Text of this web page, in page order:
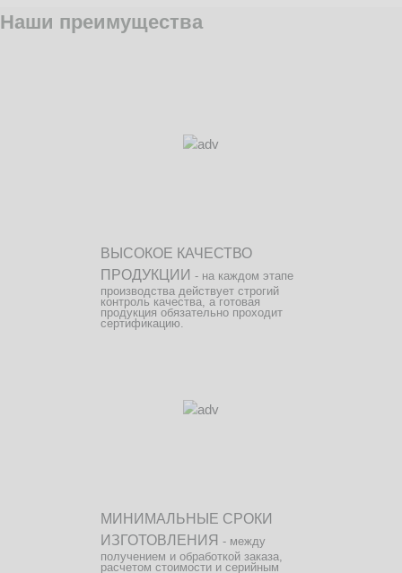
Наши преимущества
ВЫСОКОЕ КАЧЕСТВО
ПРОДУКЦИИ - на каждом этапе
производства действует строгий
контроль качества, а готовая
продукция обязательно проходит
сертификацию.
МИНИМАЛЬНЫЕ СРОКИ
ИЗГОТОВЛЕНИЯ - между
получением и обработкой заказа,
расчетом стоимости и серийным